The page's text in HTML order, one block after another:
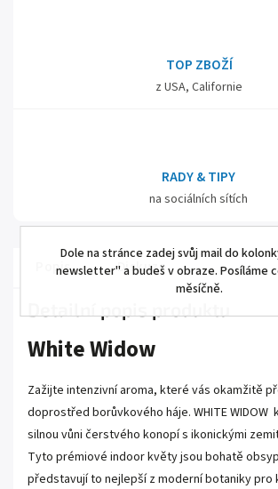
Dole na stránce zadej svůj mail do
newsletter" a budeš v obraze. Posíláme
měsíčně.
TOP ZBOŽÍ
z USA, Californie
RADY & TIPY
na sociálních sítích
Popis Diskuze
White Widow
Zažijte intenzivní aroma, které vás okamžitě
doprostřed borůvkového háje. WHITE WIDOW
silnou vůni čerstvého konopí s ikonickými
Tyto prémiové indoor květy jsou bohatě
představují to nejlepší z moderní botaniky pro